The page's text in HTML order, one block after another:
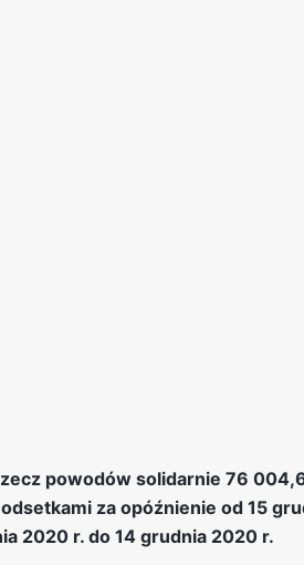
powodów solidarnie 76
za opóźnienie od 15
2020 r. do 14 grudnia 2020 r.